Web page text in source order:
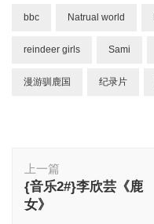
bbc Natrual world
reindeer girls Sami
漫游驯鹿国 纪录片
文
导
航
上一篇
{音乐2#}李欣芸《鹿
女》